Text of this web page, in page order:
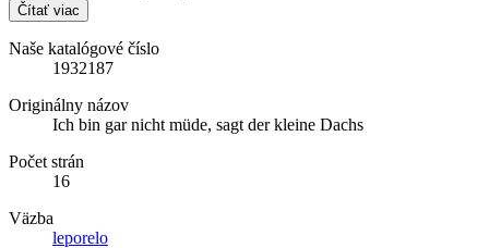
Čítať viac
Naše katalógové číslo
1932187
Originálny názov
Ich bin gar nicht müde, sagt der kleine Dachs
Počet strán
16
Väzba
leporelo